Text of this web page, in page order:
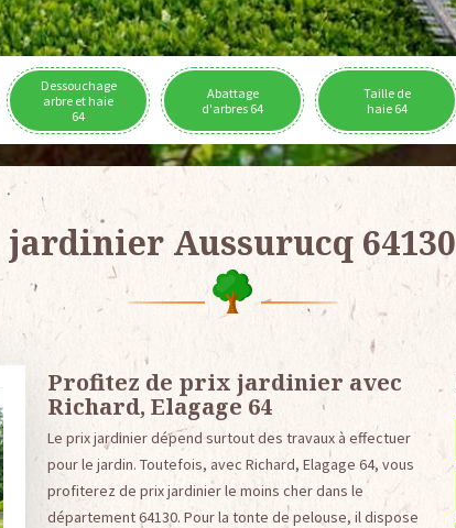
Dessouchage
arbre et haie
64
Abattage
d'arbres 64
Taille de
haie 64
jardinier Aussurucq 64130
Profitez de prix jardinier avec
Richard, Elagage 64
Le prix jardinier dépend surtout des travaux à effectuer
pour le jardin. Toutefois, avec Richard, Elagage 64, vous
profiterez de prix jardinier le moins cher dans le
département 64130. Pour la tonte de pelouse, il dispose